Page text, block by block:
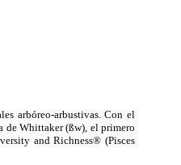
arbóreo-arbustivas. Con el
de Whittaker (ßw), el primero
and Richness® (Pisces